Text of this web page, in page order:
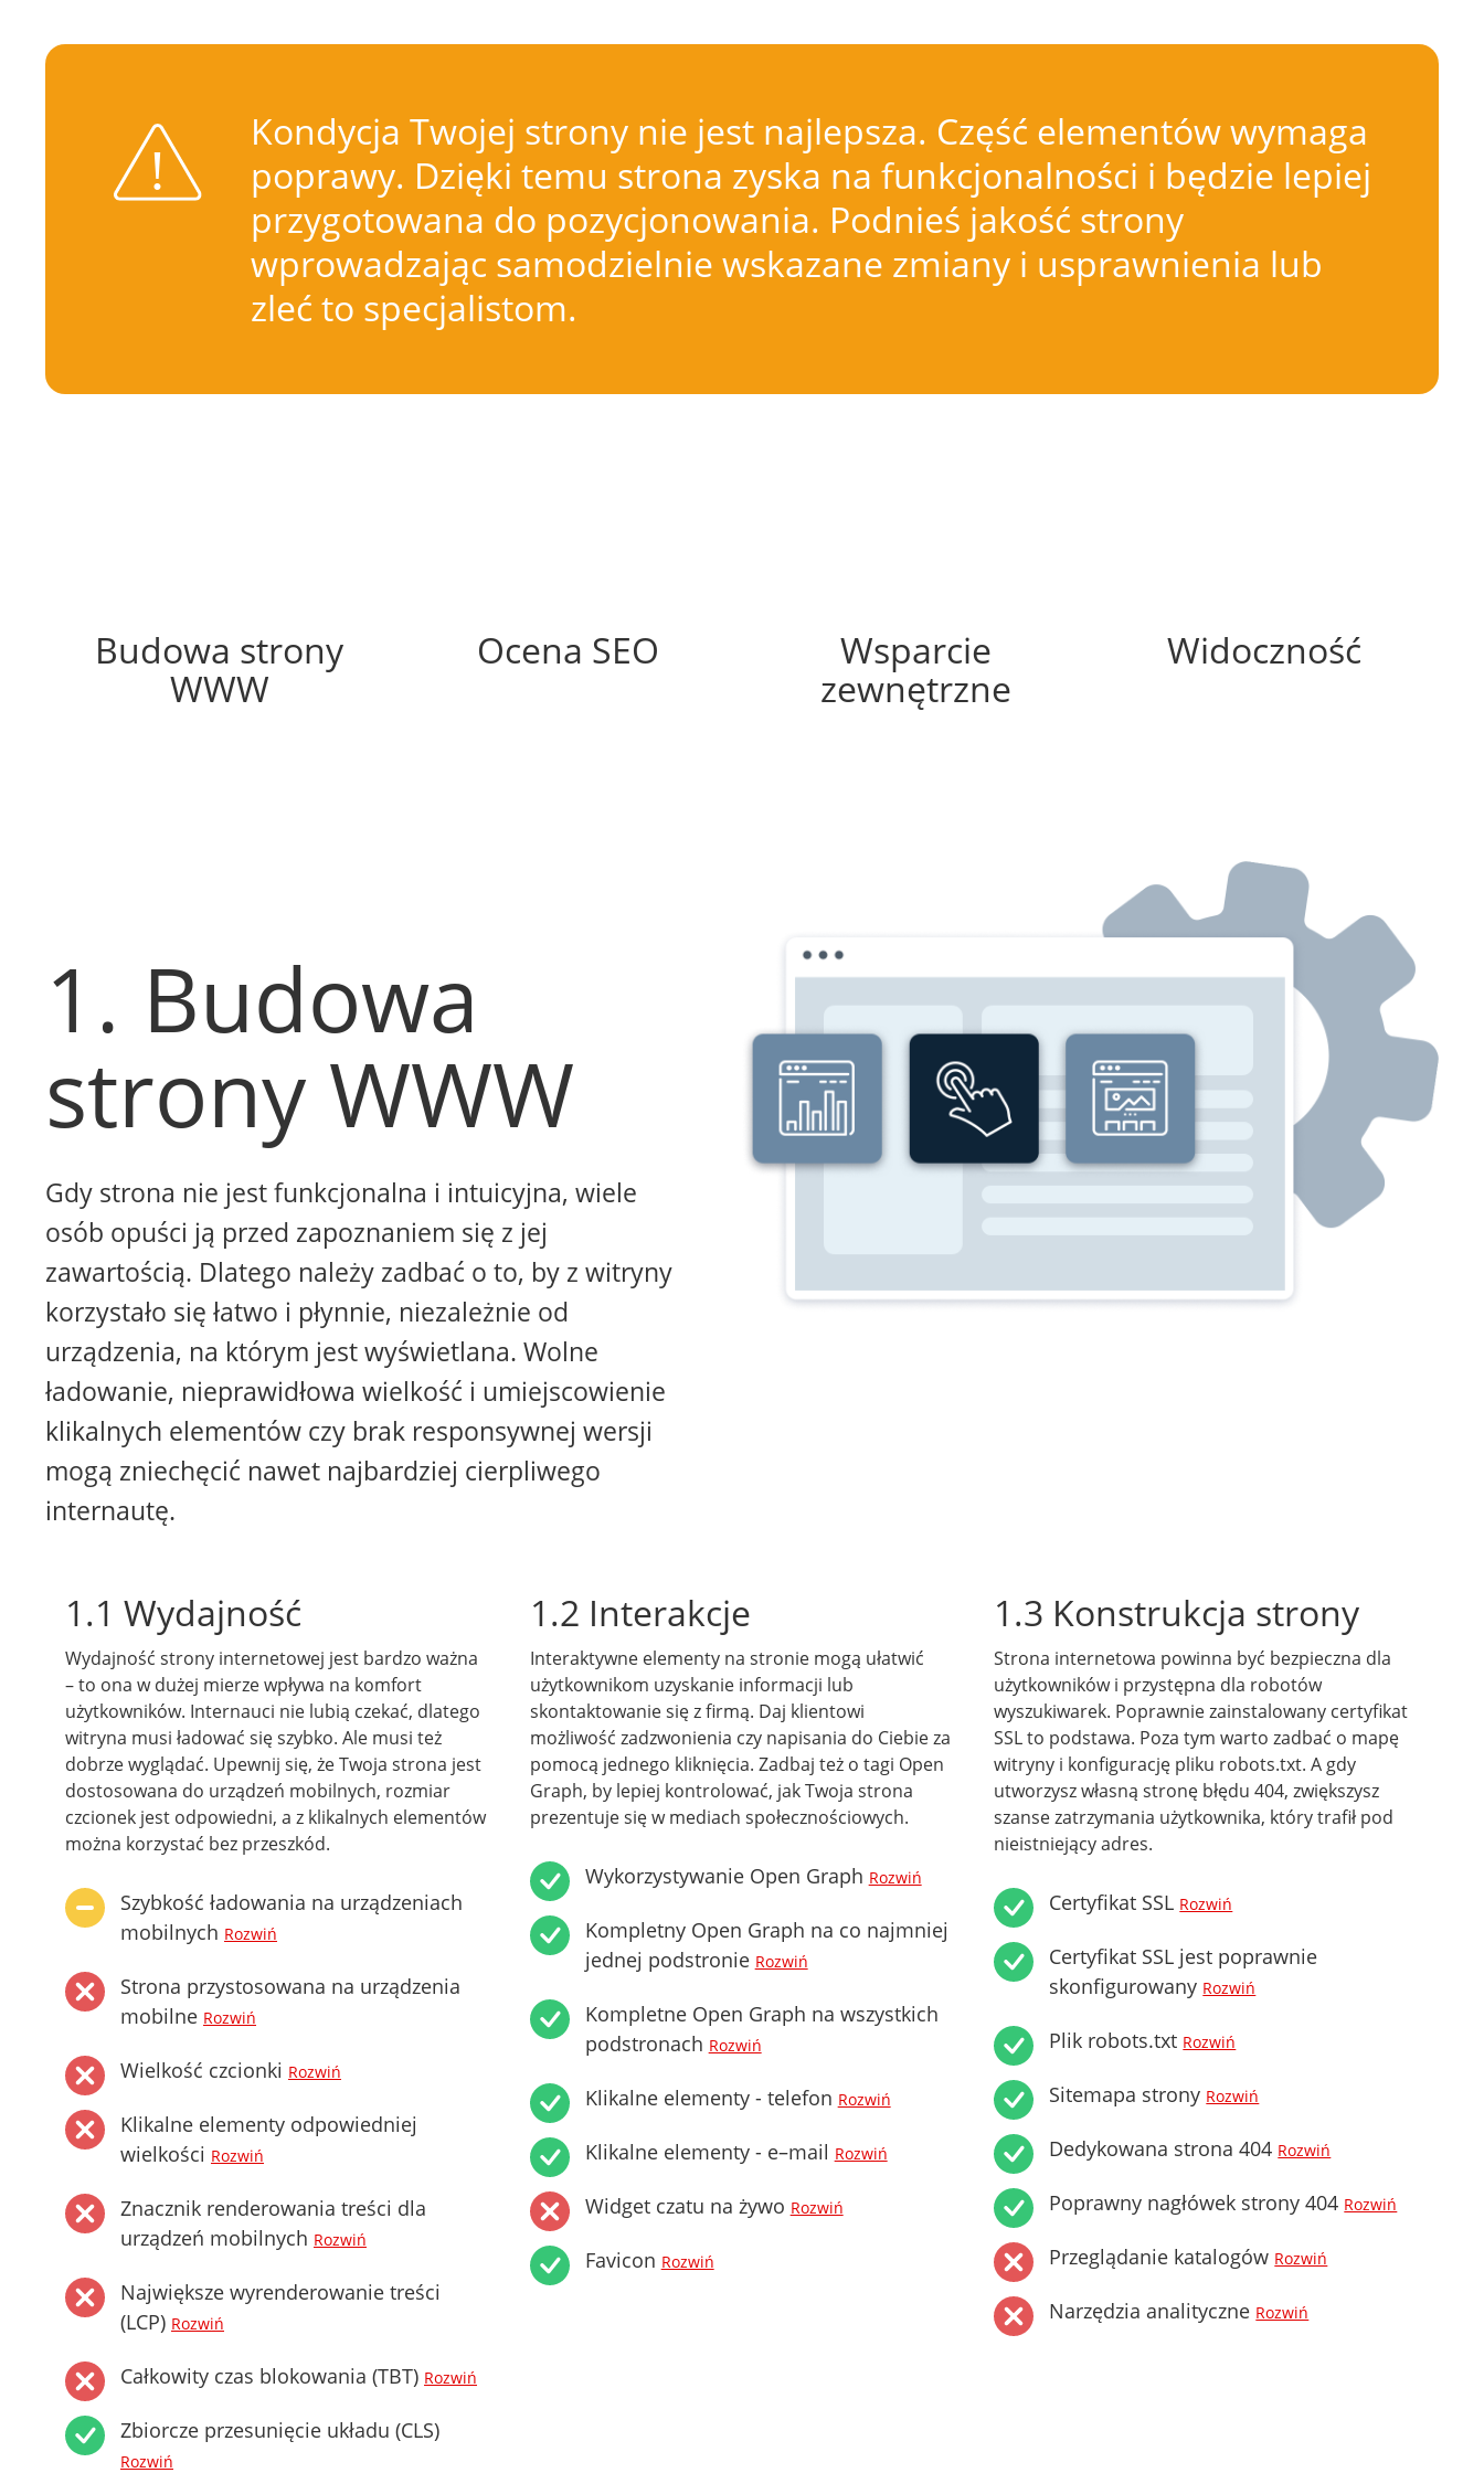
Kondycja Twojej strony nie jest najlepsza. Część elementów wymaga
poprawy. Dzięki temu strona zyska na funkcjonalności i będzie lepiej
przygotowana do pozycjonowania. Podnieś jakość strony
wprowadzając samodzielnie wskazane zmiany i usprawnienia lub
zleć to specjalistom.
Budowa strony
WWW
Ocena SEO
Wsparcie
zewnętrzne
Widoczność
1. Budowa
strony WWW
Gdy strona nie jest funkcjonalna i intuicyjna, wiele
osób opuści ją przed zapoznaniem się z jej
zawartością. Dlatego należy zadbać o to, by z witryny
korzystało się łatwo i płynnie, niezależnie od
urządzenia, na którym jest wyświetlana. Wolne
ładowanie, nieprawidłowa wielkość i umiejscowienie
klikalnych elementów czy brak responsywnej wersji
mogą zniechęcić nawet najbardziej cierpliwego
internautę.
1.1 Wydajność
Wydajność strony internetowej jest bardzo ważna
– to ona w dużej mierze wpływa na komfort
użytkowników. Internauci nie lubią czekać, dlatego
witryna musi ładować się szybko. Ale musi też
dobrze wyglądać. Upewnij się, że Twoja strona jest
dostosowana do urządzeń mobilnych, rozmiar
czcionek jest odpowiedni, a z klikalnych elementów
można korzystać bez przeszkód.
Szybkość ładowania na urządzeniach
mobilnych Rozwiń
Strona przystosowana na urządzenia
mobilne Rozwiń
Wielkość czcionki Rozwiń
Klikalne elementy odpowiedniej
wielkości Rozwiń
Znacznik renderowania treści dla
urządzeń mobilnych Rozwiń
Największe wyrenderowanie treści
(LCP) Rozwiń
Całkowity czas blokowania (TBT) Rozwiń
Zbiorcze przesunięcie układu (CLS)
Rozwiń
1.2 Interakcje
Interaktywne elementy na stronie mogą ułatwić
użytkownikom uzyskanie informacji lub
skontaktowanie się z firmą. Daj klientowi
możliwość zadzwonienia czy napisania do Ciebie za
pomocą jednego kliknięcia. Zadbaj też o tagi Open
Graph, by lepiej kontrolować, jak Twoja strona
prezentuje się w mediach społecznościowych.
Wykorzystywanie Open Graph Rozwiń
Kompletny Open Graph na co najmniej
jednej podstronie Rozwiń
Kompletne Open Graph na wszystkich
podstronach Rozwiń
Klikalne elementy - telefon Rozwiń
Klikalne elementy - e–mail Rozwiń
Widget czatu na żywo Rozwiń
Favicon Rozwiń
1.3 Konstrukcja strony
Strona internetowa powinna być bezpieczna dla
użytkowników i przystępna dla robotów
wyszukiwarek. Poprawnie zainstalowany certyfikat
SSL to podstawa. Poza tym warto zadbać o mapę
witryny i konfigurację pliku robots.txt. A gdy
utworzysz własną stronę błędu 404, zwiększysz
szanse zatrzymania użytkownika, który trafił pod
nieistniejący adres.
Certyfikat SSL Rozwiń
Certyfikat SSL jest poprawnie
skonfigurowany Rozwiń
Plik robots.txt Rozwiń
Sitemapa strony Rozwiń
Dedykowana strona 404 Rozwiń
Poprawny nagłówek strony 404 Rozwiń
Przeglądanie katalogów Rozwiń
Narzędzia analityczne Rozwiń